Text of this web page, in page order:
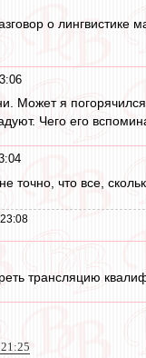
о
Может я
Чего его
точно, что все,
трансляцию